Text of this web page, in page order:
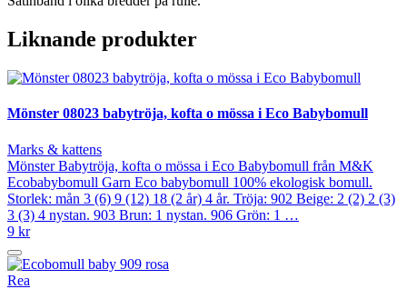
Liknande produkter
Mönster 08023 babytröja, kofta o mössa i Eco Babybomull
Marks & kattens
Mönster Babytröja, kofta o mössa i Eco Babybomull från M&K
Ecobabybomull Garn Eco babybomull 100% ekologisk bomull.
Storlek: mån 3 (6) 9 (12) 18 (2 år) 4 år. Tröja: 902 Beige: 2 (2) 2 (3)
3 (3) 4 nystan. 903 Brun: 1 nystan. 906 Grön: 1 …
9 kr
Rea